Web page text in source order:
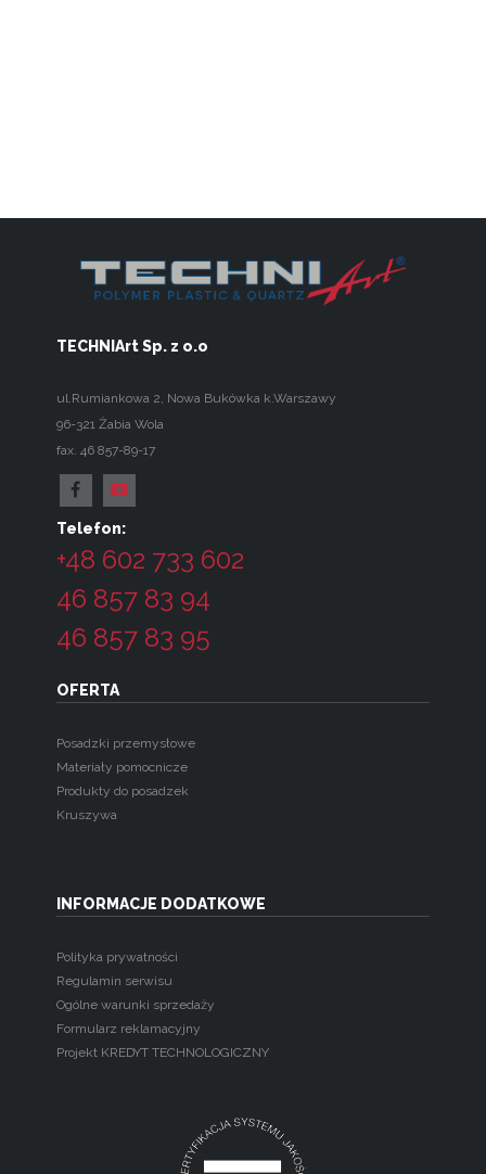
TECHNIArt Sp. z o.o
ul.Rumiankowa 2, Nowa Bukówka k.Warszawy
96-321Żabia Wola
fax. 46 857-89-17
Telefon:
+48 602 733 602
46 857 83 94
46 857 83 95
OFERTA
Posadzki przemysłowe
Materiały pomocnicze
Produkty do posadzek
Kruszywa
INFORMACJE DODATKOWE
Polityka prywatności
Regulamin serwisu
Ogólne warunki sprzedaży
Formularz reklamacyjny
Projekt KREDYT TECHNOLOGICZNY